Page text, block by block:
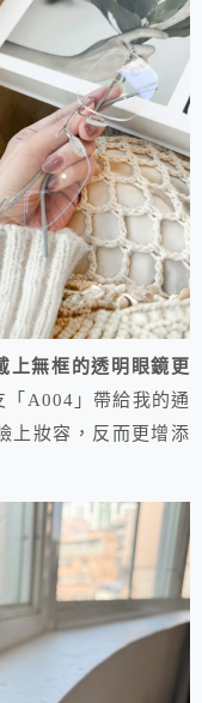
無框的透明眼鏡更
「A004」帶給我的通
上妝容，反而更增添